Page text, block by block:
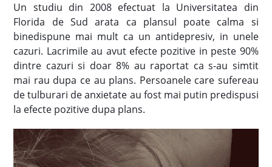
Un studiu din 2008 efectuat la Universitatea din
Florida de Sud arata ca plansul poate calma si
binedispune mai mult ca un antidepresiv, in unele
cazuri. Lacrimile au avut efecte pozitive in peste 90%
dintre cazuri si doar 8% au raportat ca s-au simtit
mai rau dupa ce au plans. Persoanele care sufereau
de tulburari de anxietate au fost mai putin predispusi
la efecte pozitive dupa plans.